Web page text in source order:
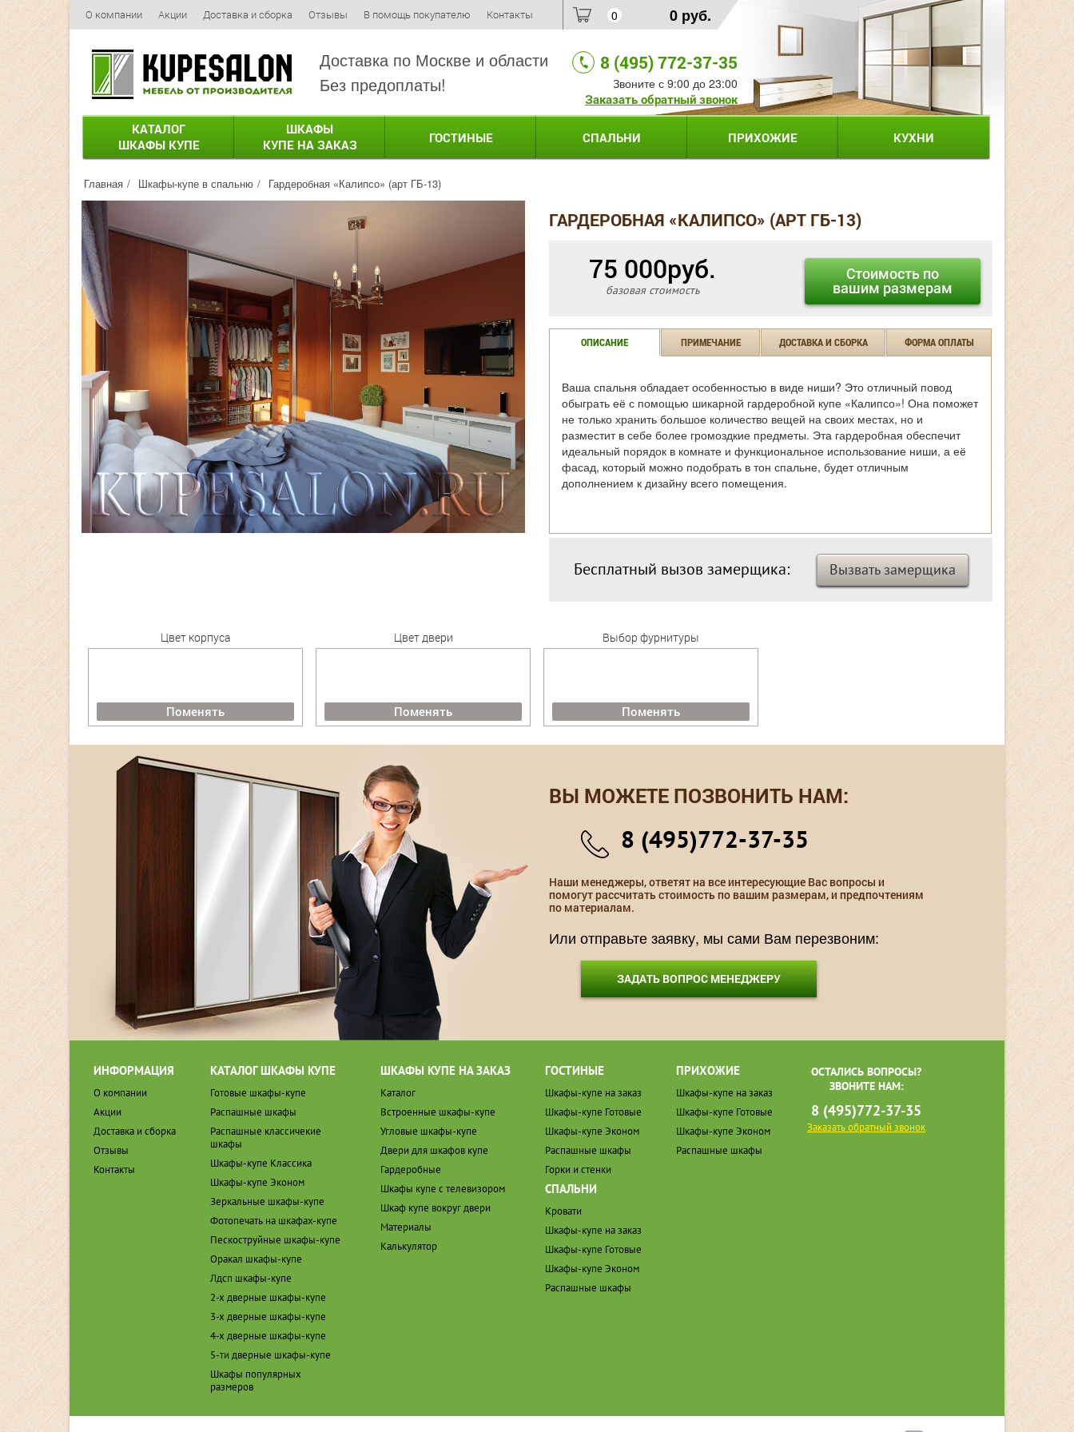
О компании Акции Доставка и сборка Отзывы В помощь покупателю Контакты 0 0 руб.
Доставка по Москве и области
Без предоплаты!
8 (495) 772-37-35
Звоните с 9:00 до 23:00
Заказать обратный звонок
КАТАЛОГ
ШКАФЫ КУПЕ
ШКАФЫ
КУПЕ НА ЗАКАЗ
ГОСТИНЫЕ СПАЛЬНИ ПРИХОЖИЕ КУХНИ
Главная Шкафы-купе в спальню Гардеробная «Калипсо» (арт ГБ-13)
ГАРДЕРОБНАЯ «КАЛИПСО» (АРТ ГБ-13)
75 000руб.
базовая стоимость
Стоимость по
вашим размерам
ОПИСАНИЕ ПРИМЕЧАНИЕ ДОСТАВКА И СБОРКА ФОРМА ОПЛАТЫ
Ваша спальня обладает особенностью в виде ниши? Это отличный повод
обыграть её с помощью шикарной гардеробной купе «Калипсо»! Она поможет
не только хранить большое количество вещей на своих местах, но и
разместит в себе более громоздкие предметы. Эта гардеробная обеспечит
идеальный порядок в комнате и функциональное использование ниши, а её
фасад, который можно подобрать в тон спальне, будет отличным
дополнением к дизайну всего помещения.
Бесплатный вызов замерщика: Вызвать замерщика
Цвет корпуса
Поменять
Цвет двери
Поменять
Выбор фурнитуры
Поменять
ВЫ МОЖЕТЕ ПОЗВОНИТЬ НАМ:
8 (495)772-37-35
Наши менеджеры, ответят на все интересующие Вас вопросы и
помогут рассчитать стоимость по вашим размерам, и предпочтениям
по материалам.
Или отправьте заявку, мы сами Вам перезвоним:
ЗАДАТЬ ВОПРОС МЕНЕДЖЕРУ
ИНФОРМАЦИЯ
О компании
Акции
Доставка и сборка
Отзывы
Контакты
КАТАЛОГ ШКАФЫ КУПЕ
Готовые шкафы-купе
Распашные шкафы
Распашные классичекие
шкафы
Шкафы-купе Классика
Шкафы-купе Эконом
Зеркальные шкафы-купе
Фотопечать на шкафах-купе
Пескоструйные шкафы-купе
Оракал шкафы-купе
Лдсп шкафы-купе
2-х дверные шкафы-купе
3-х дверные шкафы-купе
4-х дверные шкафы-купе
5-ти дверные шкафы-купе
Шкафы популярных
размеров
ШКАФЫ КУПЕ НА ЗАКАЗ
Каталог
Встроенные шкафы-купе
Угловые шкафы-купе
Двери для шкафов купе
Гардеробные
Шкафы купе с телевизором
Шкаф купе вокруг двери
Материалы
Калькулятор
ГОСТИНЫЕ
Шкафы-купе на заказ
Шкафы-купе Готовые
Шкафы-купе Эконом
Распашные шкафы
Горки и стенки
СПАЛЬНИ
Кровати
Шкафы-купе на заказ
Шкафы-купе Готовые
Шкафы-купе Эконом
Распашные шкафы
ПРИХОЖИЕ
Шкафы-купе на заказ
Шкафы-купе Готовые
Шкафы-купе Эконом
Распашные шкафы
ОСТАЛИСЬ ВОПРОСЫ?
ЗВОНИТЕ НАМ:
8 (495)772-37-35
Заказать обратный звонок